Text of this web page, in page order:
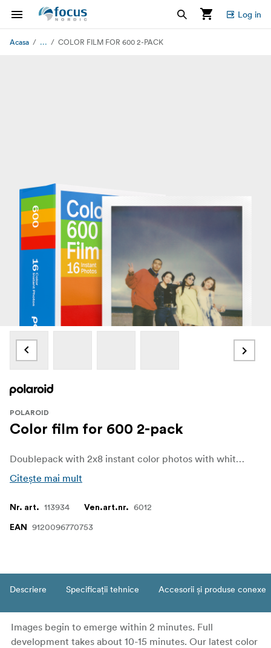
Log in
Acasa ... COLOR FILM FOR 600 2-PACK
POLAROID
Color film for 600 2-pack
Doublepack with 2x8 instant color photos with white frames. For use in Polaroid 600-type cameras and I-type cameras.
Citește mai mult
Nr. art. 113934 Ven.art.nr. 6012
EAN 9120096770753
Descriere Specificații tehnice Accesorii și produse conexe
Images begin to emerge within 2 minutes. Full
development takes about 10-15 minutes. Our latest color